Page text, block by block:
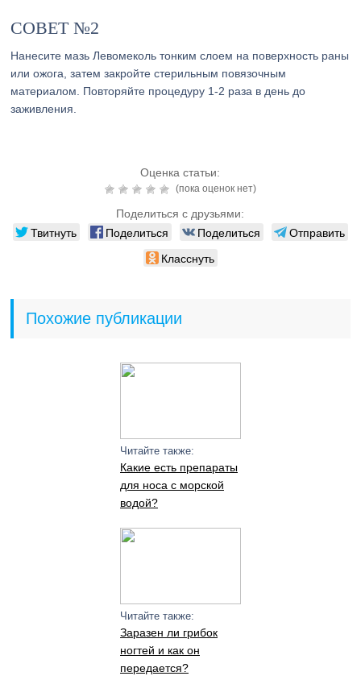
СОВЕТ №2
Нанесите мазь Левомеколь тонким слоем на поверхность раны
или ожога, затем закройте стерильным повязочным
материалом. Повторяйте процедуру 1-2 раза в день до
заживления.
Оценка статьи:
(пока оценок нет)
Поделиться с друзьями:
Твитнуть Поделиться Поделиться
Отправить
Класснуть
Похожие публикации
Читайте также:
Какие есть препараты
для носа с морской
водой?
Читайте также:
Заразен ли грибок
ногтей и как он
передается?